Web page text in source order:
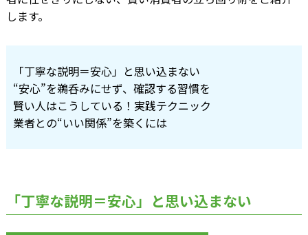
します。
「丁寧な説明＝安心」と思い込まない
“安心”を鵜呑みにせず、確認する習慣を
賢い人はこうしている！実践テクニック
業者との“いい関係”を築くには
「丁寧な説明＝安心」と思い込まない